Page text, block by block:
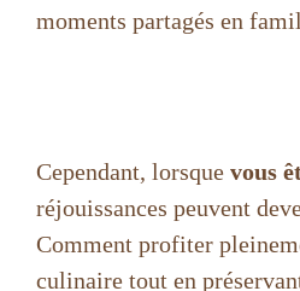
moments partagés en
Cependant, lorsque vous
réjouissances peuvent
Comment profiter
culinaire tout en